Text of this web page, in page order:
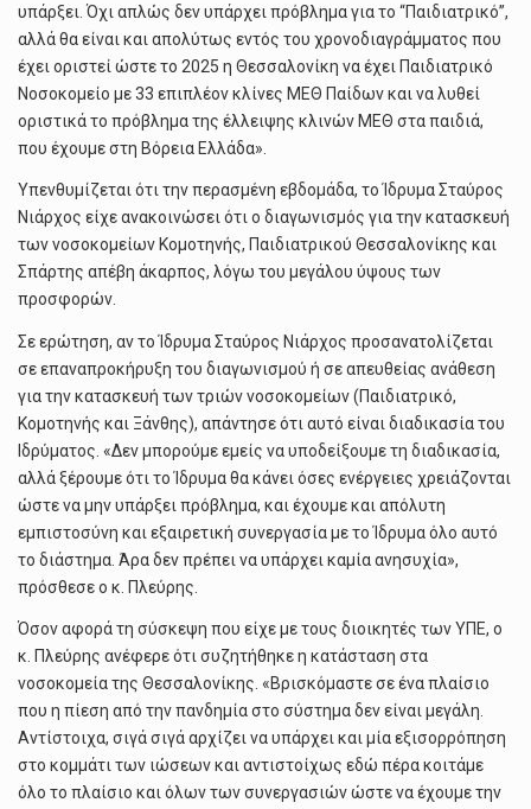
υπάρξει. Όχι απλώς δεν υπάρχει πρόβλημα για το “Παιδιατρικό”,
αλλά θα είναι και απολύτως εντός του χρονοδιαγράμματος που
έχει οριστεί ώστε το 2025 η Θεσσαλονίκη να έχει Παιδιατρικό
Νοσοκομείο με 33 επιπλέον κλίνες ΜΕΘ Παίδων και να λυθεί
οριστικά το πρόβλημα της έλλειψης κλινών ΜΕΘ στα παιδιά,
που έχουμε στη Βόρεια Ελλάδα».
Υπενθυμίζεται ότι την περασμένη εβδομάδα, το Ίδρυμα Σταύρος
Νιάρχος είχε ανακοινώσει ότι ο διαγωνισμός για την κατασκευή
των νοσοκομείων Κομοτηνής, Παιδιατρικού Θεσσαλονίκης και
Σπάρτης απέβη άκαρπος, λόγω του μεγάλου ύψους των
προσφορών.
Σε ερώτηση, αν το Ίδρυμα Σταύρος Νιάρχος προσανατολίζεται
σε επαναπροκήρυξη του διαγωνισμού ή σε απευθείας ανάθεση
για την κατασκευή των τριών νοσοκομείων (Παιδιατρικό,
Κομοτηνής και Ξάνθης), απάντησε ότι αυτό είναι διαδικασία του
Ιδρύματος. «Δεν μπορούμε εμείς να υποδείξουμε τη διαδικασία,
αλλά ξέρουμε ότι το Ίδρυμα θα κάνει όσες ενέργειες χρειάζονται
ώστε να μην υπάρξει πρόβλημα, και έχουμε και απόλυτη
εμπιστοσύνη και εξαιρετική συνεργασία με το Ίδρυμα όλο αυτό
το διάστημα. Άρα δεν πρέπει να υπάρχει καμία ανησυχία»,
πρόσθεσε ο κ. Πλεύρης.
Όσον αφορά τη σύσκεψη που είχε με τους διοικητές των ΥΠΕ, ο
κ. Πλεύρης ανέφερε ότι συζητήθηκε η κατάσταση στα
νοσοκομεία της Θεσσαλονίκης. «Βρισκόμαστε σε ένα πλαίσιο
που η πίεση από την πανδημία στο σύστημα δεν είναι μεγάλη.
Αντίστοιχα, σιγά σιγά αρχίζει να υπάρχει και μία εξισορρόπηση
στο κομμάτι των ιώσεων και αντιστοίχως εδώ πέρα κοιτάμε
όλο το πλαίσιο και όλων των συνεργασιών ώστε να έχουμε την